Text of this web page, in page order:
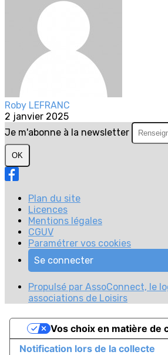
Roby LEFRANC
2 janvier 2025
Je m'abonne à la newsletter
OK
Plan du site
Licences
Mentions légales
CGUV
Paramétrer vos cookies
Se connecter
Propulsé par AssoConnect, le
associations de Loisirs
Notification lors de la collecte
Vos choix en matière de